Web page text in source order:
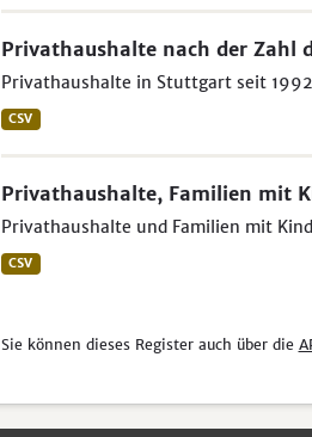
Privathaushalte nach der Zahl
Privathaushalte in Stuttgart seit
CSV
Privathaushalte, Familien mit
Privathaushalte und Familien mit
CSV
Sie können dieses Register auch über die